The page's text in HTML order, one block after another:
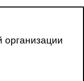
организации